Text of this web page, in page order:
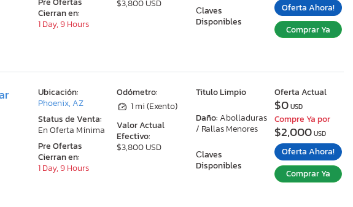
$3,800 USD
Сlaves
Disponibles
Cierran en:
1 Day, 9 Hours
Oferta Ahora!
Comprar Ya
Odómetro:
1 mi (Exento)
Valor Actual
Efectivo:
$3,800 USD
Titulo Limpio
Daño: Abolladuras
/ Rallas Menores
Сlaves
Disponibles
Ubicación:
Phoenix, AZ
Status de Venta:
En Oferta Mínima
Pre Ofertas
Cierran en:
1 Day, 9 Hours
Oferta Actual
$0USD
Compre Ya por
$2,000USD
Oferta Ahora!
Comprar Ya